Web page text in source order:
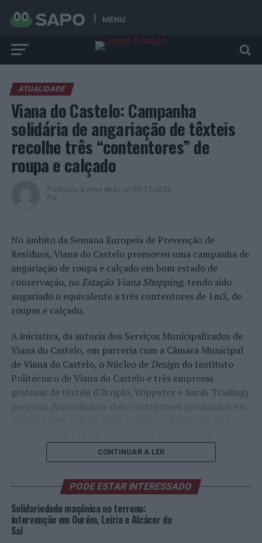
MENU
ATUALIDADE
Viana do Castelo: Campanha
solidária de angariação de têxteis
recolhe três “contentores” de
roupa e calçado
Publicado 4 anos atrás on 09/12/2022
Por
No âmbito da Semana Europeia de Prevenção de
Resíduos, Viana do Castelo promoveu uma campanha de
angariação de roupa e calçado em bom estado de
conservação, no Estação Viana Shopping, tendo sido
angariado o equivalente a três contentores de 1m3, de
roupas e calçado.
A iniciativa, da autoria dos Serviços Municipalizados de
Viana do Castelo, em parceria com a Câmara Municipal
de Viana do Castelo, o Núcleo de Designdo Instituto
Politécnico de Viana do Castelo e três empresas
gestoras de têxteis (Ultriplo, Wippytex e Sarah Trading)
permitiu disponibilizar dois contentores produzidos em
Particulares de Solidariedade Social (IPSS).
se apenas na Semana Europeia de Prevenção de
Resíduos que decorreu entre 19 a 27 de novembro,
prolongou-se por mais uma semana devido ao sucesso
da mesma e à recetividade dos vianenses.
CONTINUAR A LER
PODE ESTAR INTERESSADO
Solidariedade maçónica no terreno:
intervenção em Ourém, Leiria e Alcácer do
Sal